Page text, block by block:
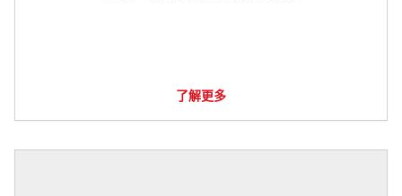
了解更多